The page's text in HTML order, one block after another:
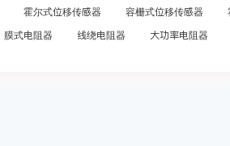
霍尔式位移传感器 容栅式位移传感器
膜式电阻器 线绕电阻器 大功率电阻器